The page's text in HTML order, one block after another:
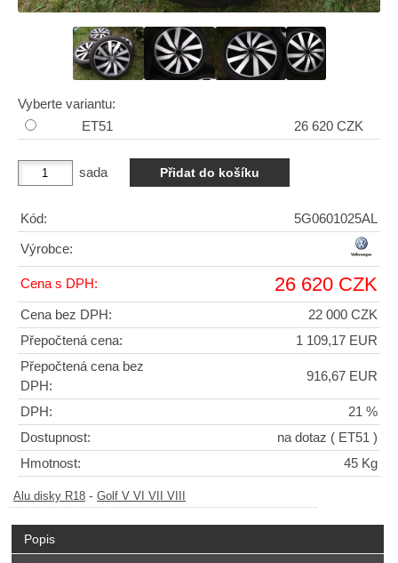
Vyberte variantu:
ET51
26 620 CZK
sada
Kód: 5G0601025AL
Výrobce:
Cena s DPH: 26 620 CZK
Cena bez DPH:
22 000 CZK
Přepočtená cena:
1 109,17 EUR
Přepočtená cena bez
DPH:
916,67 EUR
DPH:
21 %
Dostupnost:
na dotaz ( ET51 )
Hmotnost:
45 Kg
Alu disky R18 - Golf V VI VII VIII
Popis